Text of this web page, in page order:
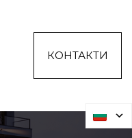
КОНТАКТИ